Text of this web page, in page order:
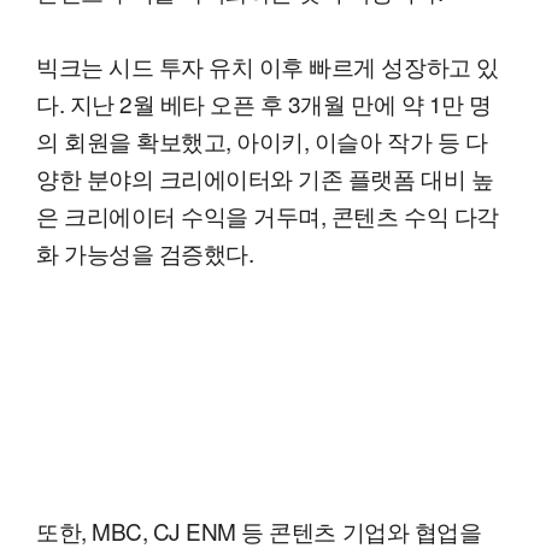
빅크는 시드 투자 유치 이후 빠르게 성장하고 있
다. 지난 2월 베타 오픈 후 3개월 만에 약 1만 명
의 회원을 확보했고, 아이키, 이슬아 작가 등 다
양한 분야의 크리에이터와 기존 플랫폼 대비 높
은 크리에이터 수익을 거두며, 콘텐츠 수익 다각
화 가능성을 검증했다.
또한, MBC, CJ ENM 등 콘텐츠 기업와 협업을